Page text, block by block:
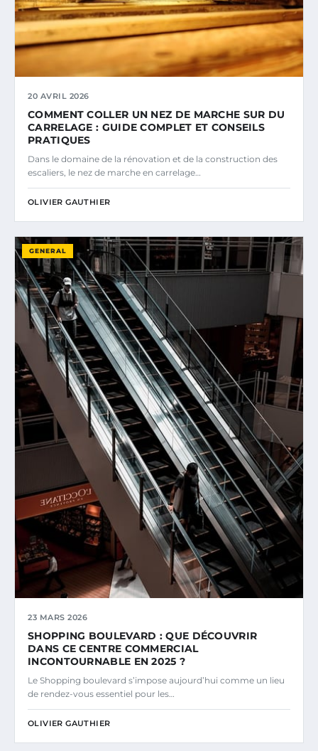
20 AVRIL 2026
COMMENT COLLER UN NEZ DE MARCHE SUR DU
CARRELAGE : GUIDE COMPLET ET CONSEILS
PRATIQUES
Dans le domaine de la rénovation et de la construction des
escaliers, le nez de marche en carrelage…
OLIVIER GAUTHIER
GENERAL
23 MARS 2026
SHOPPING BOULEVARD : QUE DÉCOUVRIR
DANS CE CENTRE COMMERCIAL
INCONTOURNABLE EN 2025 ?
Le Shopping boulevard s’impose aujourd’hui comme un lieu
de rendez-vous essentiel pour les…
OLIVIER GAUTHIER